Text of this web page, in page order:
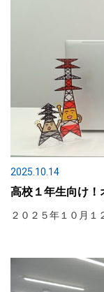
2025.10.14
高校１年生向け！
２０２５年１０月１